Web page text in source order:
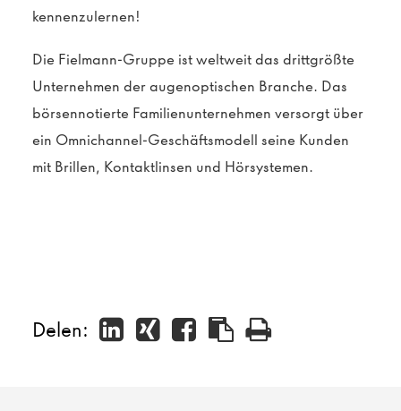
kennenzulernen!
Die Fielmann-Gruppe ist weltweit das drittgrößte
Unternehmen der augenoptischen Branche. Das
börsennotierte Familienunternehmen versorgt über
ein Omnichannel-Geschäftsmodell seine Kunden
mit Brillen, Kontaktlinsen und Hörsystemen.
Delen: